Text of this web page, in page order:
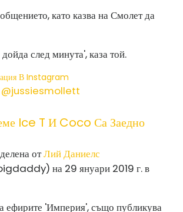
като казва на Смолет да
след минута', каза той.
В Instagram
@jussiesmollett
Ice T И Coco Са Заедно
отЛий Даниелс
на 29 януари 2019 г. в
ефирите 'Империя', също публикува